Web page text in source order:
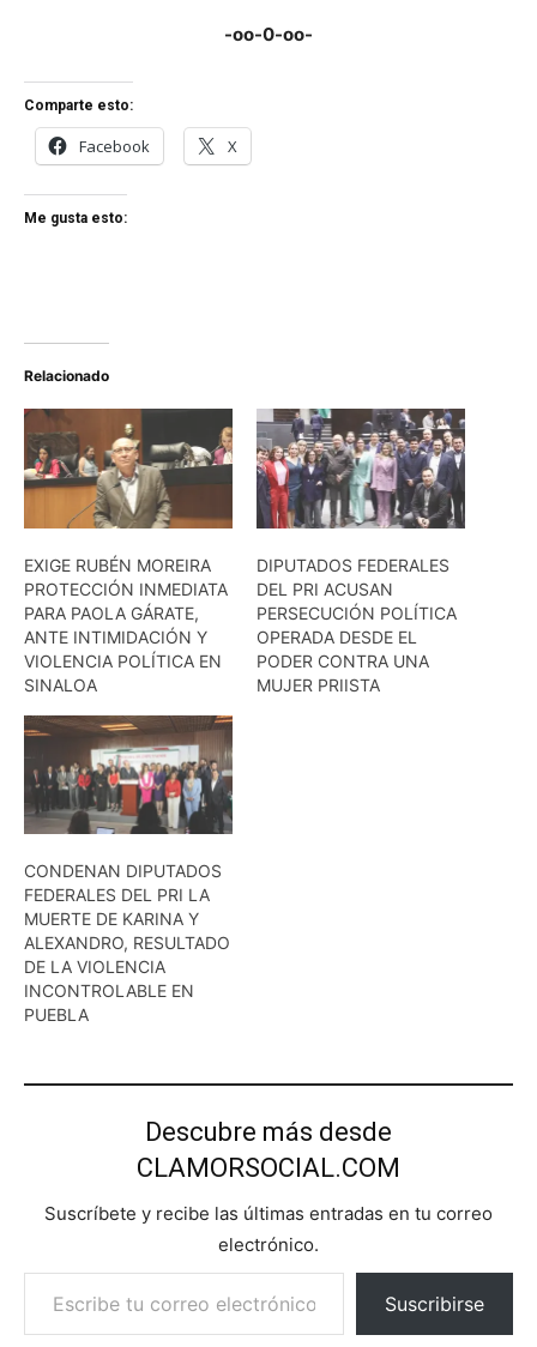
-oo-0-oo-
Comparte esto:
Facebook X
Me gusta esto:
Relacionado
EXIGE RUBÉN MOREIRA
PROTECCIÓN INMEDIATA
PARA PAOLA GÁRATE,
ANTE INTIMIDACIÓN Y
VIOLENCIA POLÍTICA EN
SINALOA
DIPUTADOS FEDERALES
DEL PRI ACUSAN
PERSECUCIÓN POLÍTICA
OPERADA DESDE EL
PODER CONTRA UNA
MUJER PRIISTA
CONDENAN DIPUTADOS
FEDERALES DEL PRI LA
MUERTE DE KARINA Y
ALEXANDRO, RESULTADO
DE LA VIOLENCIA
INCONTROLABLE EN
PUEBLA
Descubre más desde
CLAMORSOCIAL.COM
Suscríbete y recibe las últimas entradas en tu correo
electrónico.
Escribe tu correo electrónico…
Suscribirse